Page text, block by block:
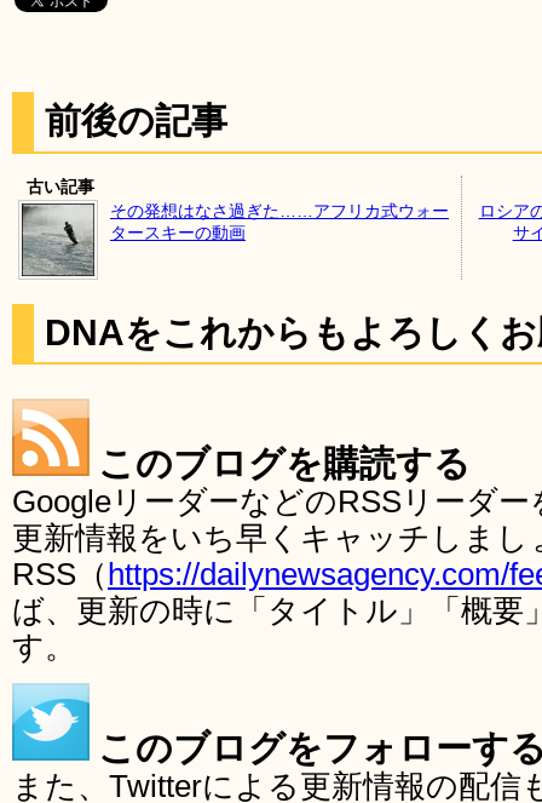
前後の記事
古い記事
その発想はなさ過ぎた……アフリカ式ウォー
タースキーの動画
ロシア
サ
DNAをこれからもよろしく
このブログを購読する
GoogleリーダーなどのRSSリーダ
更新情報をいち早くキャッチしま
RSS（ https://dailynewsagency.com/
ば、更新の時に「タイトル」「概要
す。
このブログをフォローす
また、Twitterによる更新情報の配